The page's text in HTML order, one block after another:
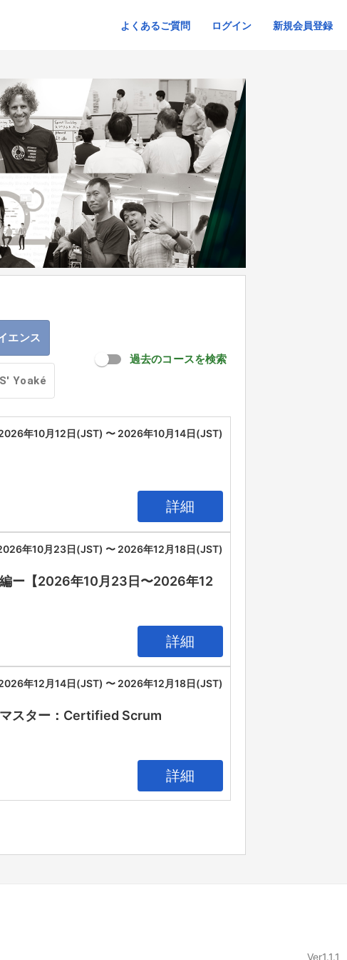
よくあるご質問 ログイン 新規会員登録
エンス
Yoaké
過去のコースを検索
年10月12日(JST) 〜 2026年10月14日(JST)
詳細
年10月23日(JST) 〜 2026年12月18日(JST)
ー【2026年10月23日〜2026年12
詳細
年12月14日(JST) 〜 2026年12月18日(JST)
マスター：Certified Scrum
詳細
Ver1.1.1